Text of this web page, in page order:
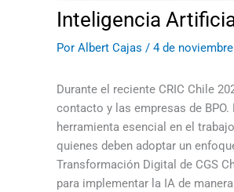
Inteligencia
Por Albert Cajas / 4 de
Durante el reciente CRIC Chile
contacto y las empresas de
herramienta esencial en el
quienes deben adoptar un
Transformación Digital de CGS
para implementar la IA de